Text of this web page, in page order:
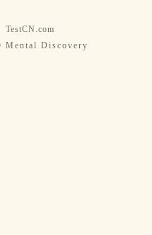
TestCN.com
Mental Discovery